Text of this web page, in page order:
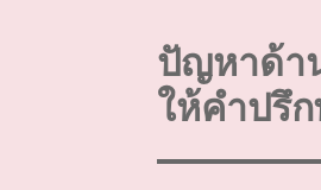
ปัญหาด้า
ให้คำปรึ